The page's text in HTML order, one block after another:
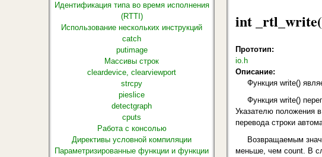
Идентификация типа во время исполнения
(RTTI)
Использование нескольких инструкций
catch
putimage
Массивы строк
cleardevice, clearviewport
strcpy
pieslice
detectgraph
cputs
Работа с консолью
Директивы условной компиляции
Параметризированные функции и функции
int
Прототип:
io.h
Описание:
Функция write()
Функция write()
Указателю положения
перевода строки
Возвращаемым
меньше, чем count. В